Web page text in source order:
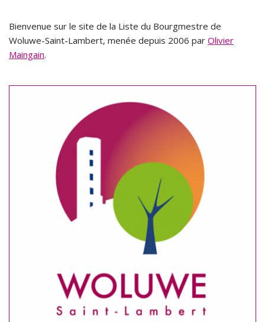
Bienvenue sur le site de la Liste du Bourgmestre de
Woluwe-Saint-Lambert, menée depuis 2006 par Olivier
Maingain.